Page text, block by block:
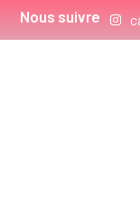
Nous suivre